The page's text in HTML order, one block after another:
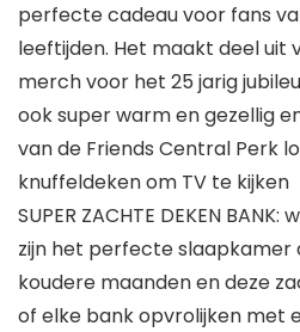
perfecte cadeau voor fans
leeftijden. Het maakt deel uit
merch voor het 25 jarig
ook super warm en gezellig
van de Friends Central Perk
knuffeldeken om TV te kijken
SUPER ZACHTE DEKEN
zijn het perfecte slaapkamer
koudere maanden en deze
of elke bank opvrolijken met